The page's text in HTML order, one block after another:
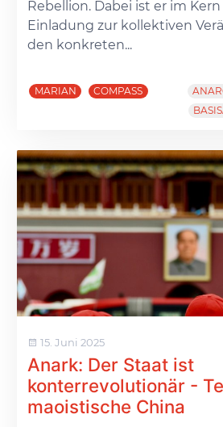
Rebellion. Dabei ist er im
Einladung zur kollektiven
den konkreten...
MARIAN COMPASS
15. Juni 2025
Anark: Der Staat ist
konterrevolutionär -
maoistische China